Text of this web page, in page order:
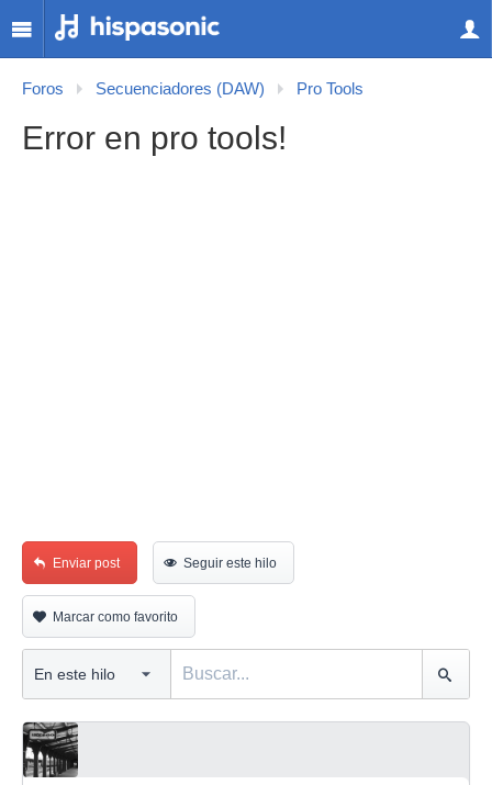
Foros Secuenciadores (DAW) Pro Tools
Error en pro tools!
Enviar post Seguir este hilo
Marcar como favorito